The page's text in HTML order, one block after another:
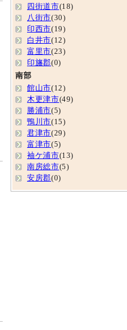
四街道市(18)
八街市(30)
印西市(19)
白井市(12)
富里市(23)
印旛郡(0)
南部
館山市(12)
木更津市(49)
勝浦市(5)
鴨川市(15)
君津市(29)
富津市(5)
袖ケ浦市(13)
南房総市(5)
安房郡(0)